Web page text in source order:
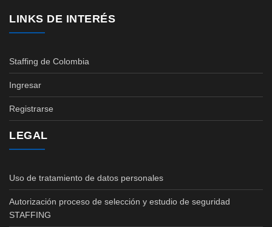
LINKS DE INTERÉS
Staffing de Colombia
Ingresar
Registrarse
LEGAL
Uso de tratamiento de datos personales
Autorización proceso de selección y estudio de seguridad
STAFFING